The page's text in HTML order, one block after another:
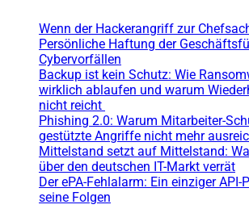
Wenn der Hackerangriff zur
Persönliche Haftung der
Cybervorfällen
Backup ist kein Schutz: Wie
wirklich ablaufen und warum
nicht reicht
Phishing 2.0: Warum Mitarbeiter-
gestützte Angriffe nicht mehr
Mittelstand setzt auf Mittelstand:
über den deutschen IT-Markt verrät
Der ePA-Fehlalarm: Ein einziger API-
seine Folgen